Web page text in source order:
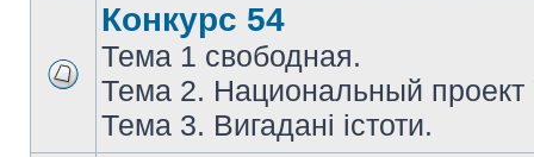
Конкурс 54
Тема 1 свободная.
Тема 2. Национальный проект
Тема 3. Вигадані істоти.